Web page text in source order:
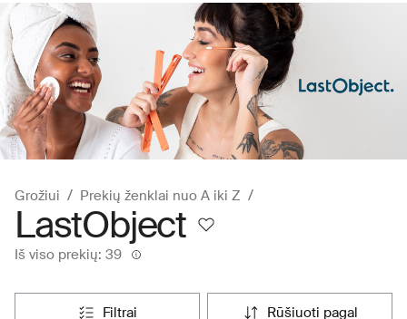
Grožiui Prekių ženklai nuo A iki Z
LastObject
Iš viso prekių: 39
filtrai rūšiuoti pagal